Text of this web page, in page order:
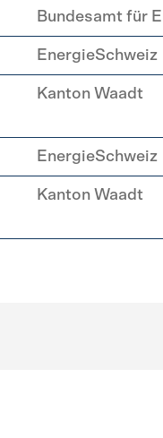
Bundesamt für
EnergieSchweiz
Kanton Waadt
EnergieSchweiz
Kanton Waadt